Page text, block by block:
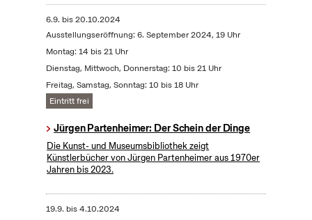
6.9. bis20.10.2024
Ausstellungseröffnung: 6. September 2024, 19 Uhr
Montag: 14 bis 21 Uhr
Dienstag, Mittwoch, Donnerstag: 10 bis 21 Uhr
Freitag, Samstag, Sonntag: 10 bis 18 Uhr
Eintritt frei
Jürgen Partenheimer: Der Schein der Dinge
Die Kunst- und Museumsbibliothek zeigt
Künstlerbücher von Jürgen Partenheimer aus 1970er
Jahren bis 2023.
19.9. bis4.10.2024